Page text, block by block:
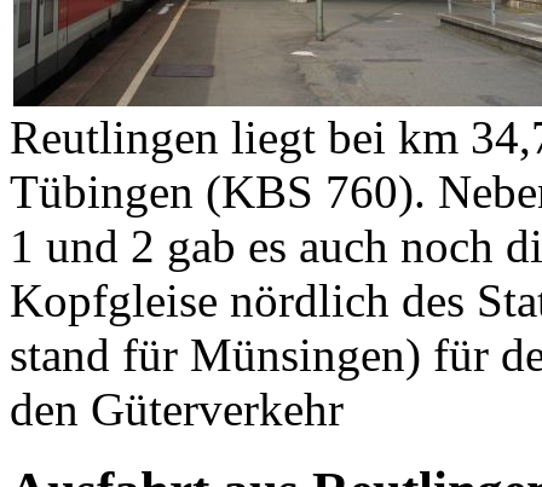
Reutlingen liegt bei km
Tübingen (KBS 760).
1 und 2 gab es auch noch
Kopfgleise nördlich des
stand für Münsingen) für
den Güterverkehr